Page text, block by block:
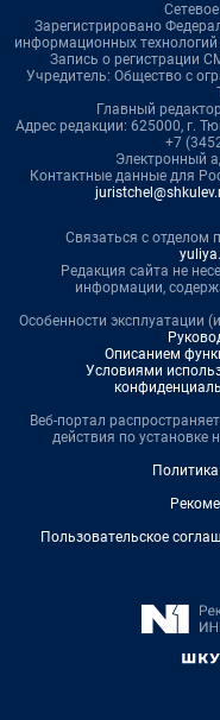
Зарегистрировано
информационных
Запись о регистрации
Учредитель: Общество с
Главный
Адрес редакции: 625000, г.
+7
Электронный
Контактные данные для
Связаться с отделом
Редакция сайта не
информации,
Особенности эксплуатации
Описанием
Условиями
Веб-портал
действия по установке
Пользовательское